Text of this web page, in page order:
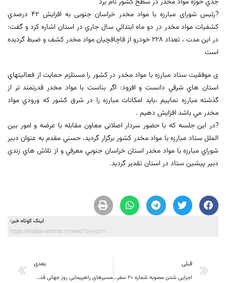
?رئیس شورای مبارزه با مواد مخدر خراسان جنوبی به افزايش ۴۲ درصدي
کشفيات مواد مخدر در دو ماه ابتدائي سال جاري در استان اشاره کرد و گفت:
در اين مدت ، تعداد ۲۲۸ خودرو از قاچاقچيان مواد مخدر کشف و ضبط گرديده
است
ی موفقیت ستاد مبارزه با مواد مخدر در کشور را مستلزم حمایت از فعاليتهاي
استان هاي شرقي دانست و افزود: اگر بناست با مواد مخدر قدرتمند تر از
گذشته مبارزه نماييم ،بايد امکانات مبارزه را در شرق کشور كه ورودي مواد
مخدر مي باشد افزايش دهيم .
?در این جلسه که با حضور سردار اصلانی معاون مقابله با عرضه و امور بین
الملل ستاد مبارزه با مواد مخدر کشور برگزار گرديد، حسني مقدم به عنوان دبير
شوراي مبارزه با مواد مخدر استان خراسان جنوبي معرفي و از تلاش هاي زندي
دبير پيشين ستاد در استان تقدير گرديد.
لینک کوتاه خبر:
https://khabarvahonar.ir/news/?p=25820
قبلی
اجرایی شدن مصوبه شماره 20 سفر اردیبهشت ماه استاندار خراسان جنوبی به شهرستان سرایان
بعدی
مسیرهای راهپیمایی روز جهانی قدس در استان خراسان جنوبی